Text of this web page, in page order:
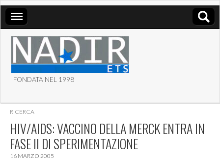
ASSOCIAZIONE NADIR
ETS
FONDATA NEL 1998
RICERCA
HIV/AIDS: VACCINO DELLA MERCK ENTRA IN
FASE II DI SPERIMENTAZIONE
16 MARZO 2005